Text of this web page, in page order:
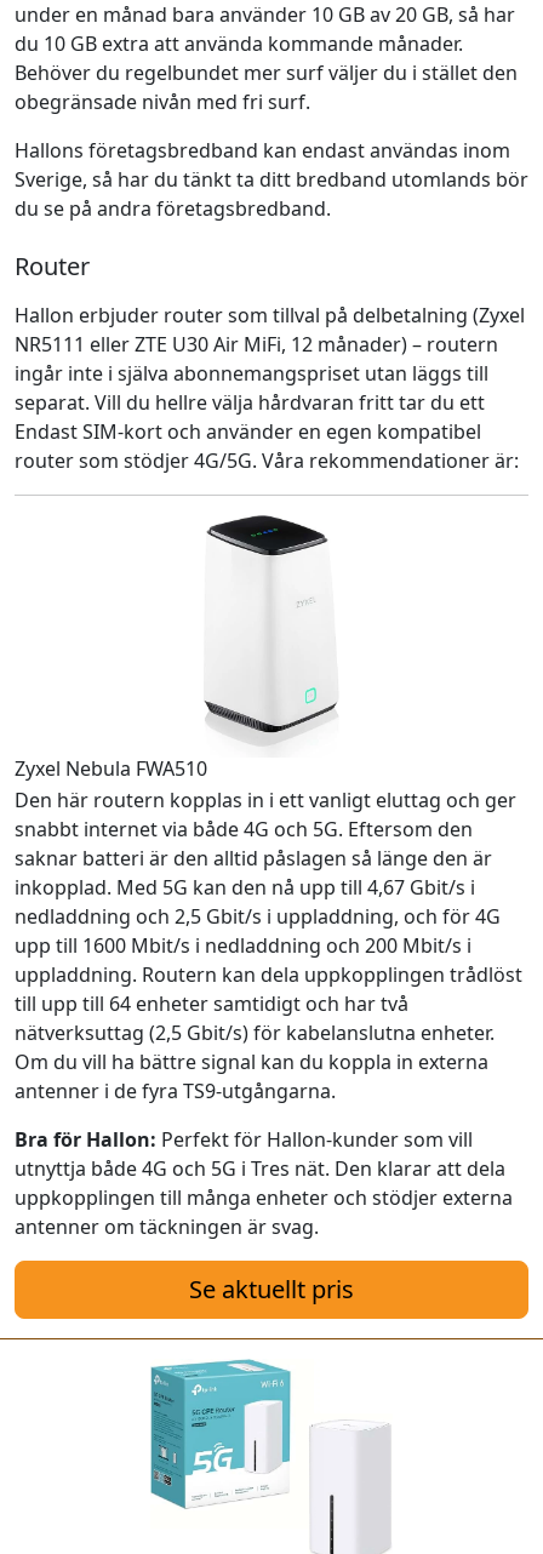
under en månad bara använder 10 GB av 20 GB, så har
du 10 GB extra att använda kommande månader.
Behöver du regelbundet mer surf väljer du i stället den
obegränsade nivån med fri surf.
Hallons företagsbredband kan endast användas inom
Sverige, så har du tänkt ta ditt bredband utomlands bör
du se på andra företagsbredband.
Router
Hallon erbjuder router som tillval på delbetalning (Zyxel
NR5111 eller ZTE U30 Air MiFi, 12 månader) – routern
ingår inte i själva abonnemangspriset utan läggs till
separat. Vill du hellre välja hårdvaran fritt tar du ett
Endast SIM-kort och använder en egen kompatibel
router som stödjer 4G/5G. Våra rekommendationer är:
Zyxel Nebula FWA510
Den här routern kopplas in i ett vanligt eluttag och ger
snabbt internet via både 4G och 5G. Eftersom den
saknar batteri är den alltid påslagen så länge den är
inkopplad. Med 5G kan den nå upp till 4,67 Gbit/s i
nedladdning och 2,5 Gbit/s i uppladdning, och för 4G
upp till 1600 Mbit/s i nedladdning och 200 Mbit/s i
uppladdning. Routern kan dela uppkopplingen trådlöst
till upp till 64 enheter samtidigt och har två
nätverksuttag (2,5 Gbit/s) för kabelanslutna enheter.
Om du vill ha bättre signal kan du koppla in externa
antenner i de fyra TS9-utgångarna.
Bra för Hallon: Perfekt för Hallon-kunder som vill
utnyttja både 4G och 5G i Tres nät. Den klarar att dela
uppkopplingen till många enheter och stödjer externa
antenner om täckningen är svag.
Se aktuellt pris